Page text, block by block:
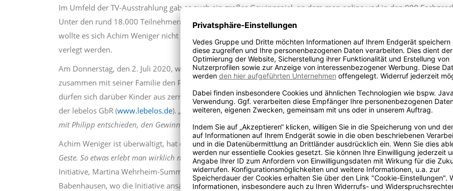
Im Umfeld der TV-Ausstrahlung gab es auch ein großes Gewinnspiel, an dem man online und in den 900
Unter den rund 18.000 Teilnehmern hatte Nils Scherzer aus Babenhausen das nötige Quäntchen Glück und
wollte es sich Achim Weniger nicht nehmen lassen, den Gewinn persönlich auszuliefern. Aufgrund der Corona-
verlegt werden.
Am Donnerstag, den 2. Juli 2020, war es endlich soweit: Vor dem VEDES Fachgeschäft David Faix & Söhne in
zusammen mit seiner Familie den Preis entgegen und war überwältigt: Das VEDES Auto war tatsächlich bis
dürfen sich darüber Kinder aus zerrütteten und sozial schwachen Familien, denn Nils Scherzer spendet den
der lebelos GbR (www.lebelos.de). „Unserem Junior fehlt es im Gegensatz zu anderen Kindern in Hinblick auf
mit Philipp entschieden, den Gewinn zu spenden“, erklärt der glückliche Gewinner und edle Spender.
Achim Weniger ist überwältigt, hat er doch in seiner langjährigen Karriere selten so ein beherztes Engagement
Geste. So etwas erlebt man wirklich nicht jeden Tag – meinen größten Respekt“,sagt der VEDES Boss und reicht den
Initiative, Martina Wehrheim-Summ und Harald Bauer, die ebenfalls zur Gewinnübergabe nach Darmstadt
Babenhausen, wo die Initiative ansässig ist. Hier wurde das Auto mit tatkräftiger Hilfe einiger kleiner Bewohner